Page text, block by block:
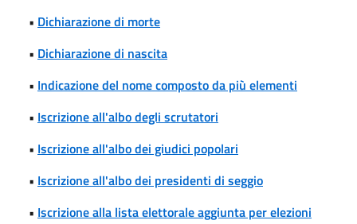
• Dichiarazione di morte
• Dichiarazione di nascita
• Indicazione del nome composto da più elementi
• Iscrizione all'albo degli scrutatori
• Iscrizione all'albo dei giudici popolari
• Iscrizione all'albo dei presidenti di seggio
• Iscrizione alla lista elettorale aggiunta per elezioni